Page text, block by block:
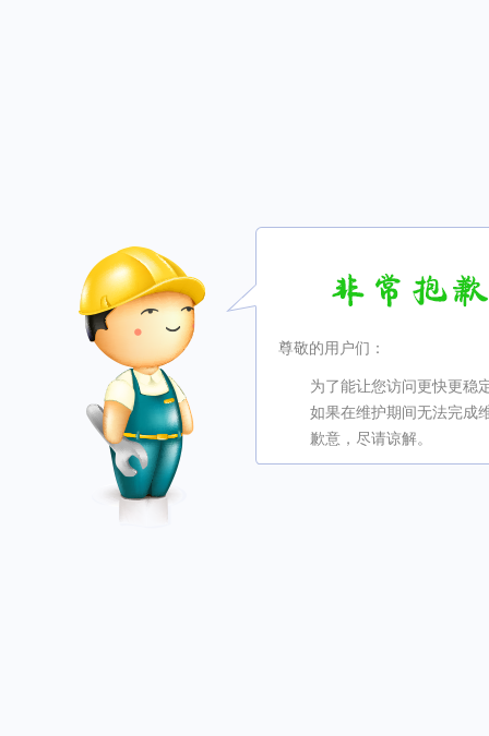
尊敬的用户们：
为了能让您访问更快更稳
如果在维护期间无法完成
歉意，尽请谅解。